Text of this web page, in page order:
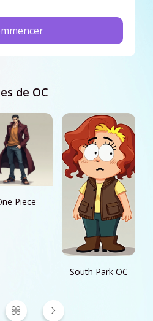
de OC
Piece
South Park OC